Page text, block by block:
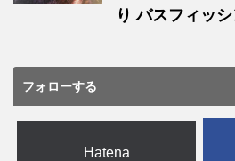
り バスフィッ
フォローする
Hatena